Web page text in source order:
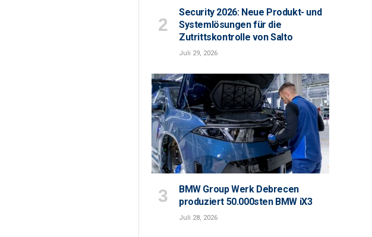
Security 2026: Neue Produkt- und
Systemlösungen für die
Zutrittskontrolle von Salto
Juli 29, 2026
BMW Group Werk Debrecen
produziert 50.000sten BMW iX3
Juli 28, 2026